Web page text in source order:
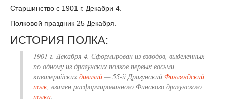
Старшинство с 1901 г. Декабри 4.
Полковой праздник 25 Декабря.
ИСТОРИЯ ПОЛКА:
1901 г. Декабря 4. Сформирован из взводов, выделенных
по одному из драгунских полков первых восьми
кавалерийских дивизий — 55-й Драгунский Финляндский
полк, взамен расформированного Финского драгунского
полка.